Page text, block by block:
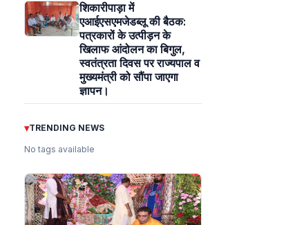
शिकारीपाड़ा में
एआईएसएमजेडब्लू की बैठक:
पत्रकारों के उत्पीड़न के
खिलाफ आंदोलन का बिगुल,
स्वतंत्रता दिवस पर राज्यपाल व
मुख्यमंत्री को सौंपा जाएगा
ज्ञापन।
▾TRENDING NEWS
No tags available